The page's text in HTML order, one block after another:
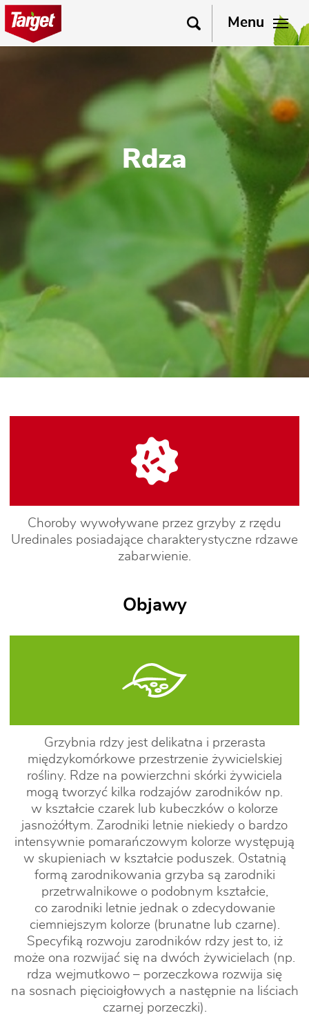
Menu
Rdza
Choroby wywoływane przez grzyby z rzędu
Uredinales posiadające charakterystyczne rdzawe
zabarwienie.
Objawy
Grzybnia rdzy jest delikatna i przerasta
międzykomórkowe przestrzenie żywicielskiej
rośliny. Rdze na powierzchni skórki żywiciela
mogą tworzyć kilka rodzajów zarodników np.
w kształcie czarek lub kubeczków o kolorze
jasnożółtym. Zarodniki letnie niekiedy o bardzo
intensywnie pomarańczowym kolorze występują
w skupieniach w kształcie poduszek. Ostatnią
formą zarodnikowania grzyba są zarodniki
przetrwalnikowe o podobnym kształcie,
co zarodniki letnie jednak o zdecydowanie
ciemniejszym kolorze (brunatne lub czarne).
Specyfiką rozwoju zarodników rdzy jest to, iż
może ona rozwijać się na dwóch żywicielach (np.
rdza wejmutkowo – porzeczkowa rozwija się
na sosnach pięcioigłowych a następnie na liściach
czarnej porzeczki).